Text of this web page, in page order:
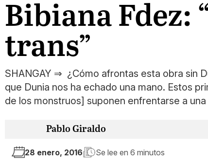
Bibiana Fdez:
trans”
SHANGAY ⇒ ¿Cómo afrontas esta obra sin
que Dunia nos ha echado una mano. Estos
de los monstruos] suponen enfrentarse a
Pablo Giraldo
28 enero, 2016 Se lee en 6 minutos